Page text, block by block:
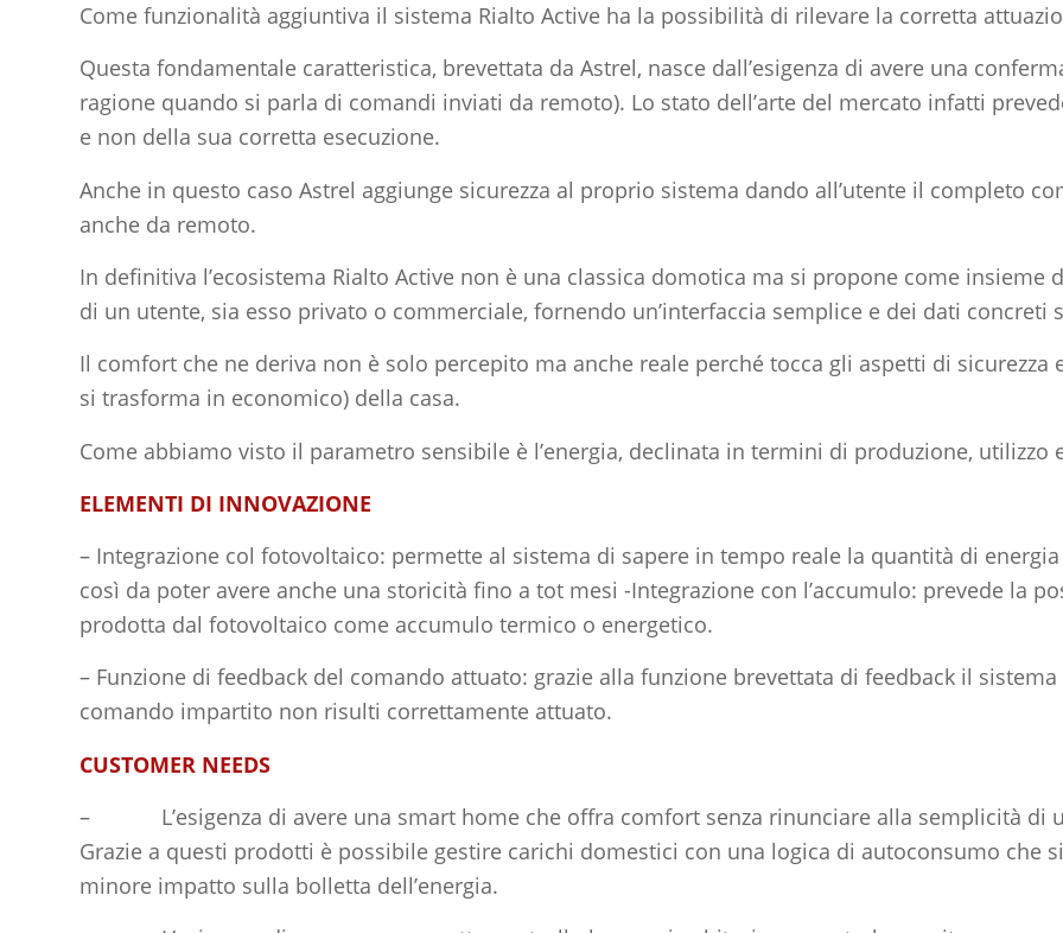
Come funzionalità aggiuntiva il sistema Rialto Active ha la possibilità di rilevare la corretta
Questa fondamentale caratteristica, brevettata da Astrel, nasce dall’esigenza di avere una
ragione quando si parla di comandi inviati da remoto). Lo stato dell’arte del mercato infatti
e non della sua corretta esecuzione.
Anche in questo caso Astrel aggiunge sicurezza al proprio sistema dando all’utente il completo
anche da remoto.
In definitiva l’ecosistema Rialto Active non è una classica domotica ma si propone come
di un utente, sia esso privato o commerciale, fornendo un’interfaccia semplice e dei dati concreti
Il comfort che ne deriva non è solo percepito ma anche reale perché tocca gli aspetti di
si trasforma in economico) della casa.
Come abbiamo visto il parametro sensibile è l’energia, declinata in termini di produzione, utilizzo
ELEMENTI DI INNOVAZIONE
– Integrazione col fotovoltaico: permette al sistema di sapere in tempo reale la quantità di
così da poter avere anche una storicità fino a tot mesi -Integrazione con l’accumulo: prevede la
prodotta dal fotovoltaico come accumulo termico o energetico.
– Funzione di feedback del comando attuato: grazie alla funzione brevettata di feedback il
comando impartito non risulti correttamente attuato.
CUSTOMER NEEDS
– L’esigenza di avere una smart home che offra comfort senza rinunciare alla semplicità di
Grazie a questi prodotti è possibile gestire carichi domestici con una logica di autoconsumo che
minore impatto sulla bolletta dell’energia.